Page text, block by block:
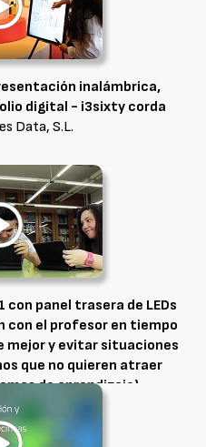
inalámbrica,
digital - i3sixty corda
Data, S.L.
panel trasera de LEDs
con el profesor en tiempo
mejor y evitar situaciones
que no quieren atraer
de aprendizaje)